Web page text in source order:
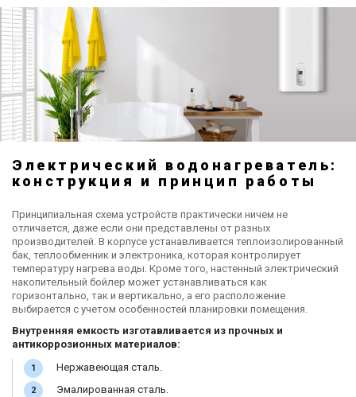
Электрический водонагреватель:
конструкция и принцип работы
Принципиальная схема устройств практически ничем не
отличается, даже если они представлены от разных
производителей. В корпусе устанавливается теплоизолированный
бак, теплообменник и электроника, которая контролирует
температуру нагрева воды. Кроме того, настенный электрический
накопительный бойлер может устанавливаться как
горизонтально, так и вертикально, а его расположение
выбирается с учетом особенностей планировки помещения.
Внутренняя емкость изготавливается из прочных и
антикоррозионных материалов:
Нержавеющая сталь.
Эмалированная сталь.